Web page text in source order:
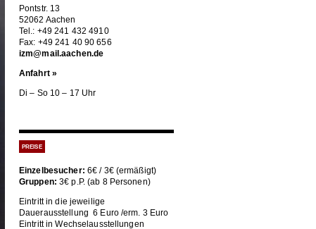
Pontstr. 13
52062 Aachen
Tel.: +49 241 432 4910
Fax: +49 241 40 90 656
izm@mail.aachen.de
Anfahrt »
Di – So 10 – 17 Uhr
PREISE
Einzelbesucher: 6€ / 3€ (ermäßigt)
Gruppen: 3€ p.P. (ab 8 Personen)
Eintritt in die jeweilige
Dauerausstellung 6 Euro /erm. 3 Euro
Eintritt in Wechselausstellungen